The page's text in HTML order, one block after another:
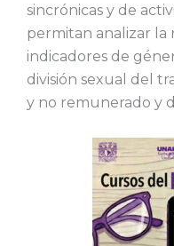
sincrónicas y de
permitan analizar la
indicadores de
división sexual del
y no remunerado y